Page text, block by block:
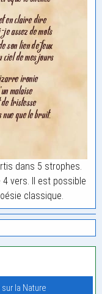
dans 5 strophes.
vers. Il est possible
classique.
la Nature